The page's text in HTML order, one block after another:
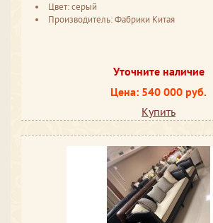
Цвет: серый
Производитель: Фабрики Китая
Уточните наличие
Цена: 540 000 руб.
Купить